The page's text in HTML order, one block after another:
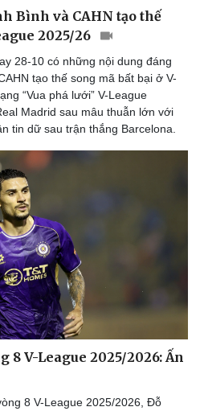
Bình và CAHN tạo thế
2025/26
28-10 có những nội dung đáng
tạo thế song mã bất bại ở V-
“Vua phá lưới” V-League
Madrid sau mâu thuẫn lớn với
tin dữ sau trận thắng Barcelona.
V-League 2025/2026: Ấn
8 V-League 2025/2026, Đỗ